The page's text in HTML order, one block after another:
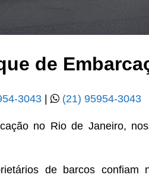
de
3043 | (21) 95954-3043
no Rio de Janeiro,
de barcos confiam